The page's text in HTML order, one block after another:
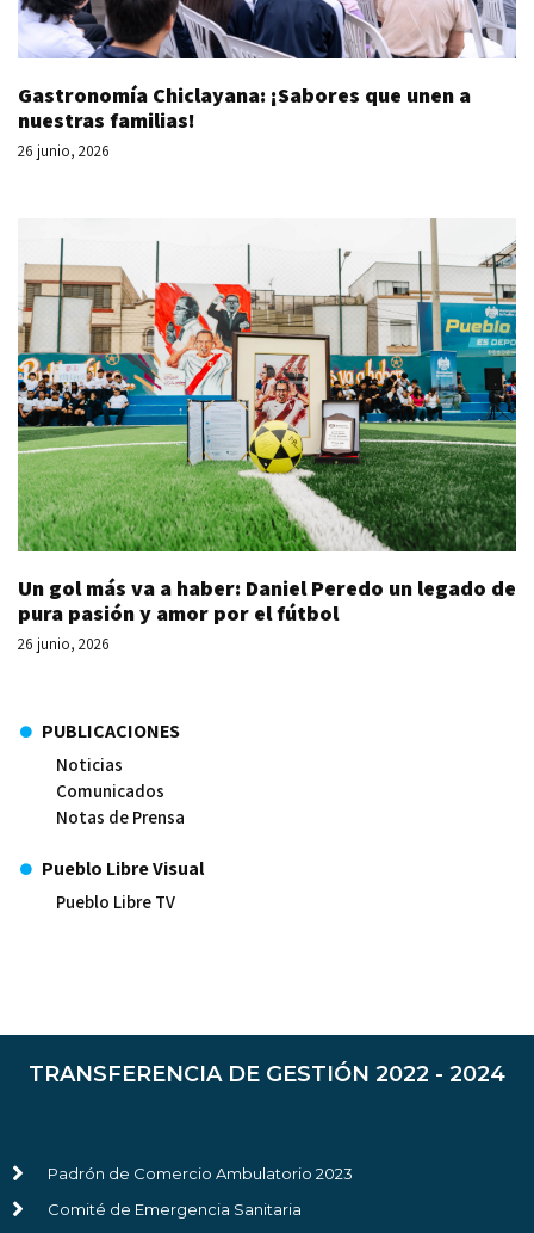
Gastronomía Chiclayana: ¡Sabores que unen a
nuestras familias!
26 junio, 2026
Un gol más va a haber: Daniel Peredo un legado de
pura pasión y amor por el fútbol
26 junio, 2026
PUBLICACIONES
Noticias
Comunicados
Notas de Prensa
Pueblo Libre Visual
Pueblo Libre TV
TRANSFERENCIA DE GESTIÓN 2022 - 2024
Padrón de Comercio Ambulatorio 2023
Comité de Emergencia Sanitaria